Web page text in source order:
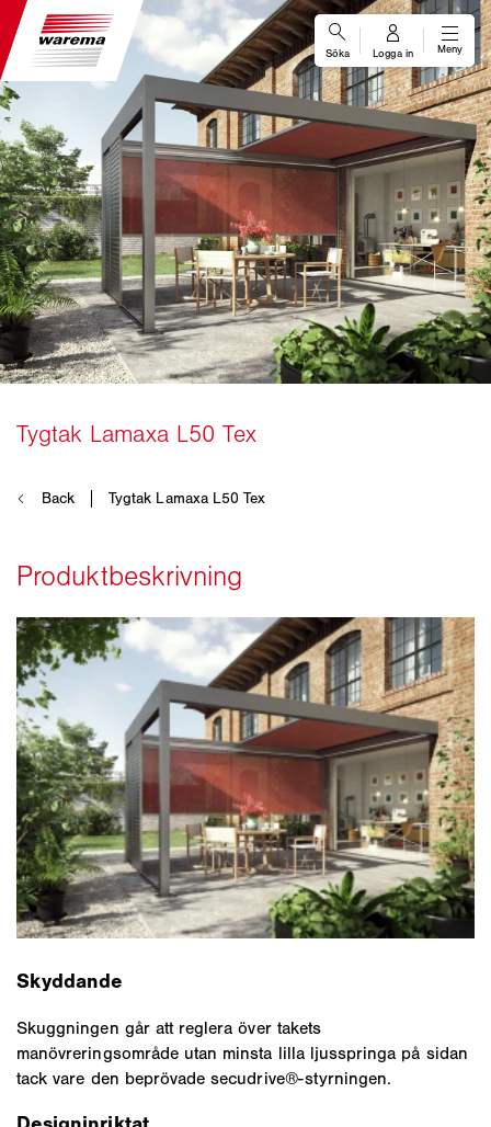
Skyddande
Skuggningen går att reglera över takets
manövreringsområde utan minsta lilla ljusspringa på sidan
tack vare den beprövade secudrive®-styrningen.